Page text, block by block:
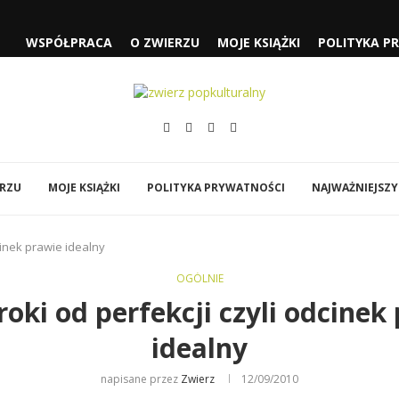
CZYLI... I „FJORD”
MAN: CAŁKIEM NOWY...
DO MNIE...
NOLANA
WSPÓŁPRACA O ZWIERZU MOJE KSIĄŻKI POLITYKA
MOJE KSIĄŻKI POLITYKA PRYWATNOŚCI
prawie idealny
OGÓLNIE
od perfekcji czyli odcinek
idealny
napisane przez Zwierz 12/09/2010